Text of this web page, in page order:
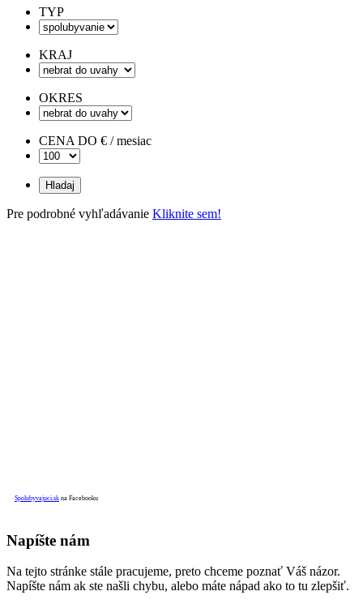
TYP
KRAJ
OKRES
CENA DO € / mesiac
Pre podrobné vyhľadávanie Kliknite sem!
Spolubyvajuci.sk na Facebooku
Napíšte nám
Na tejto stránke stále pracujeme, preto chceme poznať Váš názor.
Napíšte nám ak ste našli chybu, alebo máte nápad ako to tu zlepšiť.